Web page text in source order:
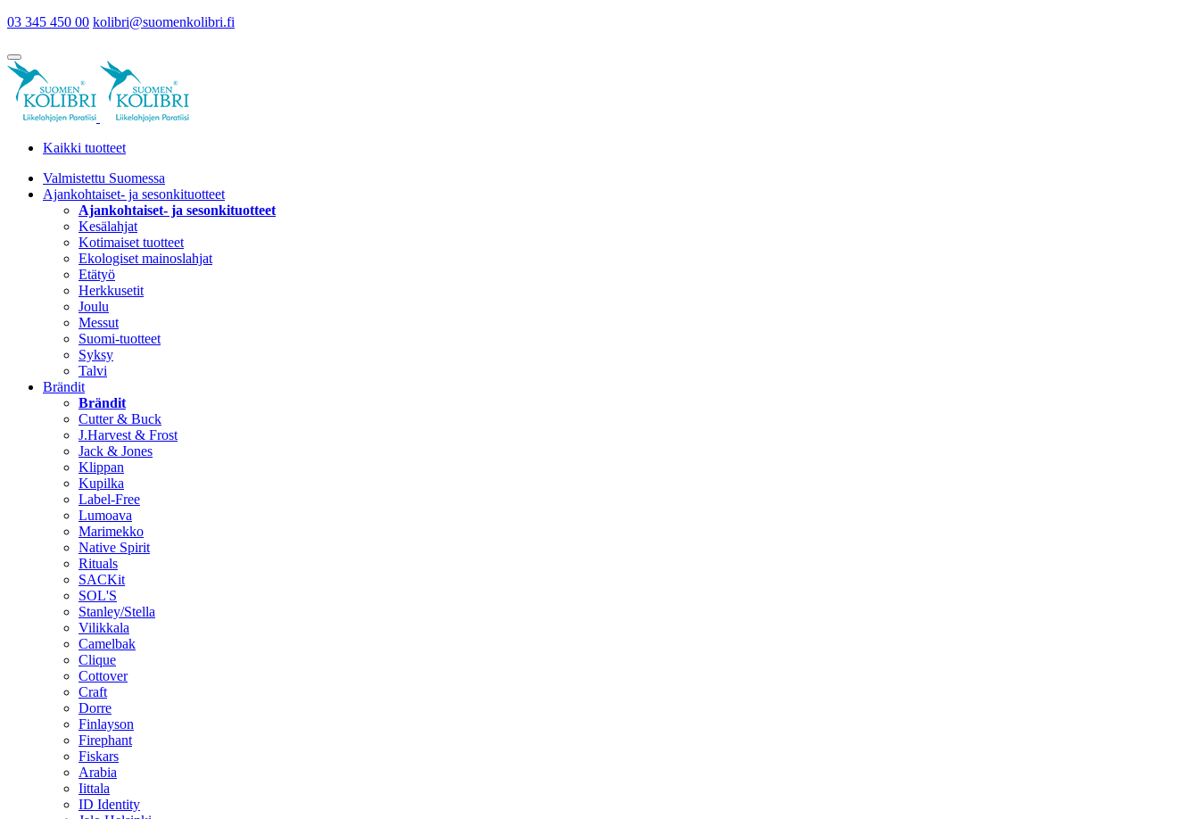
03 345 450 00 kolibri@suomenkolibri.fi
Kaikki tuotteet
Valmistettu Suomessa
Ajankohtaiset- ja sesonkituotteet
Ajankohtaiset- ja sesonkituotteet
Kesälahjat
Kotimaiset tuotteet
Ekologiset mainoslahjat
Etätyö
Herkkusetit
Joulu
Messut
Suomi-tuotteet
Syksy
Talvi
Brändit
Brändit
Cutter & Buck
J.Harvest & Frost
Jack & Jones
Klippan
Kupilka
Label-Free
Lumoava
Marimekko
Native Spirit
Rituals
SACKit
SOL'S
Stanley/Stella
Vilikkala
Camelbak
Clique
Cottover
Craft
Dorre
Finlayson
Firephant
Fiskars
Arabia
Iittala
ID Identity